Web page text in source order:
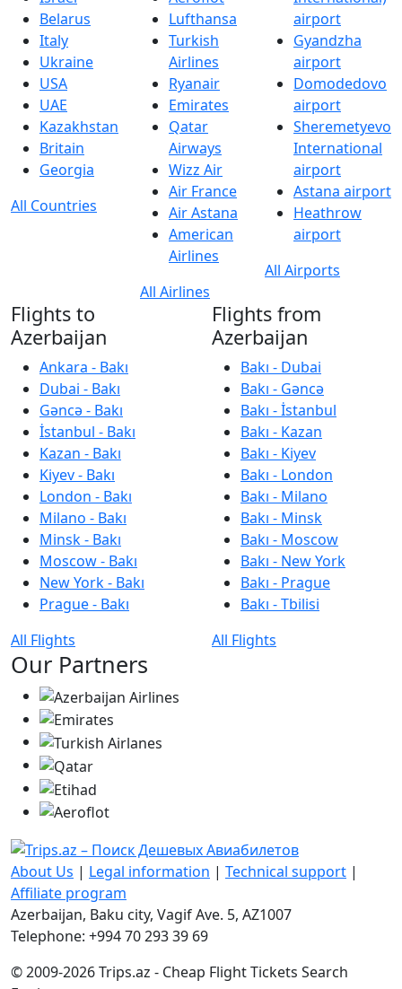
Belarus
Italy
Ukraine
USA
UAE
Kazakhstan
Britain
Georgia
All Countries
Lufthansa
Turkish
Airlines
Ryanair
Emirates
Qatar
Airways
Wizz Air
Air France
Air Astana
American
Airlines
All Airlines
airport
Gyandzha
airport
Domodedovo
airport
Sheremetyevo
International
airport
Astana airport
Heathrow
airport
All Airports
Flights to
Azerbaijan
Ankara - Bakı
Dubai - Bakı
Gəncə - Bakı
İstanbul - Bakı
Kazan - Bakı
Kiyev - Bakı
London - Bakı
Milano - Bakı
Minsk - Bakı
Moscow - Bakı
New York - Bakı
Prague - Bakı
All Flights
Flights from
Azerbaijan
Bakı - Dubai
Bakı - Gəncə
Bakı - İstanbul
Bakı - Kazan
Bakı - Kiyev
Bakı - London
Bakı - Milano
Bakı - Minsk
Bakı - Moscow
Bakı - New York
Bakı - Prague
Bakı - Tbilisi
All Flights
Our Partners
About Us | Legal information | Technical support |
Affiliate program
Azerbaijan, Baku city, Vagif Ave. 5, AZ1007
Telephone: +994 70 293 39 69
© 2009-2026 Trips.az - Cheap Flight Tickets Search